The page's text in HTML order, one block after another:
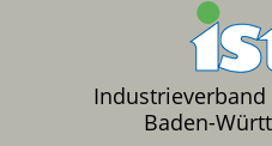
Industrieverband
Baden-